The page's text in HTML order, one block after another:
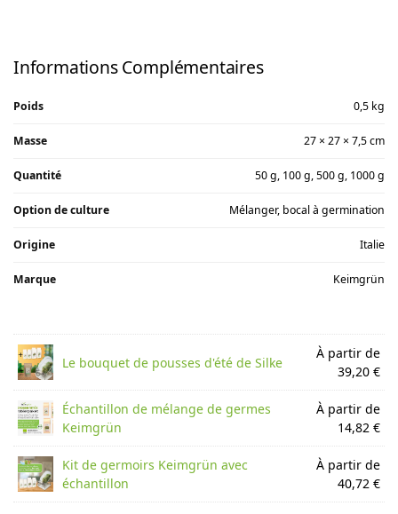
Informations Complémentaires
Poids 0,5 kg
Masse 27 × 27 × 7,5 cm
Quantité 50 g, 100 g, 500 g, 1000 g
Option de culture Mélanger, bocal à germination
Origine Italie
Marque Keimgrün
Le bouquet de pousses d'été de Silke
À partir de
39,20 €
Échantillon de mélange de germes
Keimgrün
À partir de
14,82 €
Kit de germoirs Keimgrün avec
échantillon
À partir de
40,72 €